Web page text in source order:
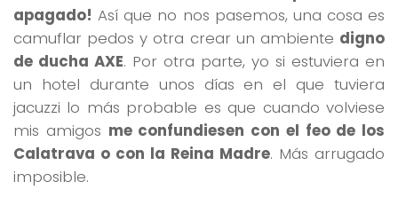
apagado! Así que no nos pasemos, una cosa es
camuflar pedos y otra crear un ambiente digno
de ducha AXE. Por otra parte, yo si estuviera en
un hotel durante unos días en el que tuviera
jacuzzi lo más probable es que cuando volviese
mis amigos me confundiesen con el feo de los
Calatrava o con la Reina Madre. Más arrugado
imposible.